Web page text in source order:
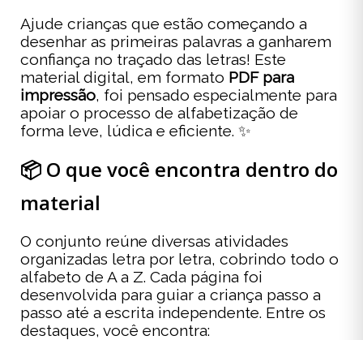
Ajude crianças que estão começando a
desenhar as primeiras palavras a ganharem
confiança no traçado das letras! Este
material digital, em formato PDF para
impressão, foi pensado especialmente para
apoiar o processo de alfabetização de
forma leve, lúdica e eficiente. ✨
📦 O que você encontra dentro do
material
O conjunto reúne diversas atividades
organizadas letra por letra, cobrindo todo o
alfabeto de A a Z. Cada página foi
desenvolvida para guiar a criança passo a
passo até a escrita independente. Entre os
destaques, você encontra: